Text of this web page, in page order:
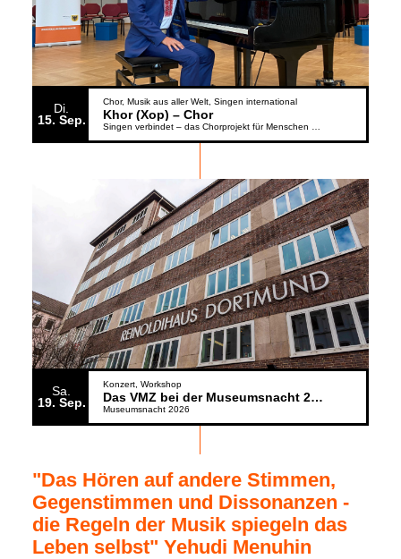
Di.
15 Sep.
Chor Musik aus aller Welt Singen international
Khor (Xop) – Chor
Sa.
19 Sep.
Konzert Workshop
Das VMZ bei der Museumsnacht 2026
Museumsnacht 2026
"Das Hören auf andere Stimmen,
Gegenstimmen und Dissonanzen -
die Regeln der Musik spiegeln das
Leben selbst" Yehudi Menuhin